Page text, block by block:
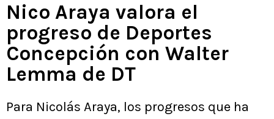
Nico Araya valora el
progreso de Deportes
Concepción con Walter
Lemma de DT
Para Nicolás Araya, los progresos que ha